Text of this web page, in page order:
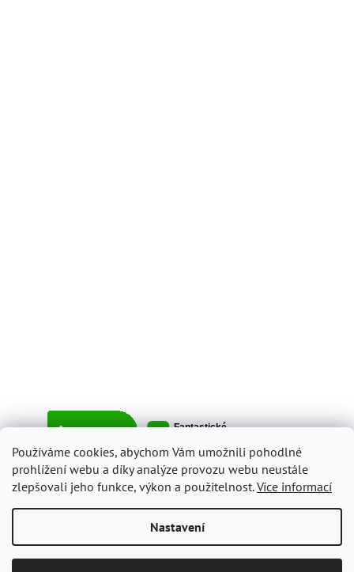
Používáme cookies, abychom Vám umožnili pohodlné
prohlížení webu a díky analýze provozu webu neustále
zlepšovali jeho funkce, výkon a použitelnost.Více informací
Nastavení
Copyright 2026ItalyShop.cz. Všechna práva vyhrazena.Upravit